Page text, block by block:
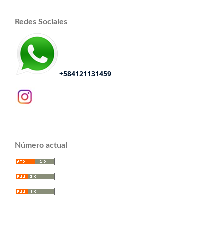
Redes Sociales
+584121131459
Número actual